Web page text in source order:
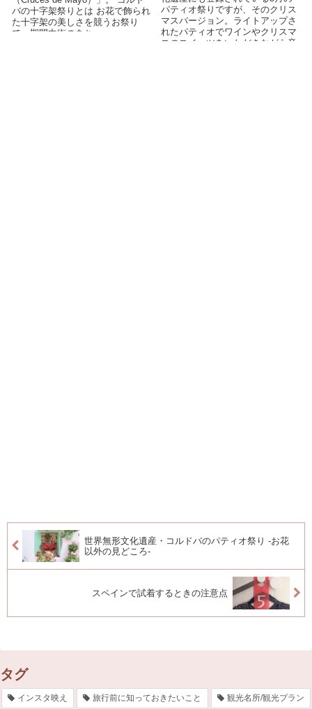
バの十字架祭りとは お花で飾られ
た十字架の美しさを競うお祭り
で、期間中街のあち...
パティオ祭りですが、そのクリス
マスバージョン。ライトアップさ
れたパティオでワインやクリスマ
スのスイーツをいただきながら音
世界無形文化遺産・コルドバのパティオ祭り -お花
以外の見どころ-
スペインで試着するときの注意点
タグ
インスタ映え 旅行前に知っておきたいこと 観光名所/観光プラン